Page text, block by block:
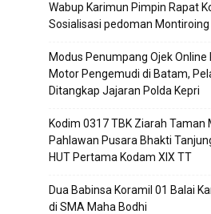
Wabup Karimun Pimpin Rapat
Sosialisasi pedoman Montiroing
Modus Penumpang Ojek Online
Motor Pengemudi di Batam,
Ditangkap Jajaran Polda Kepri
Kodim 0317 TBK Ziarah Taman
Pahlawan Pusara Bhakti
HUT Pertama Kodam XIX TT
Dua Babinsa Koramil 01 Balai
di SMA Maha Bodhi